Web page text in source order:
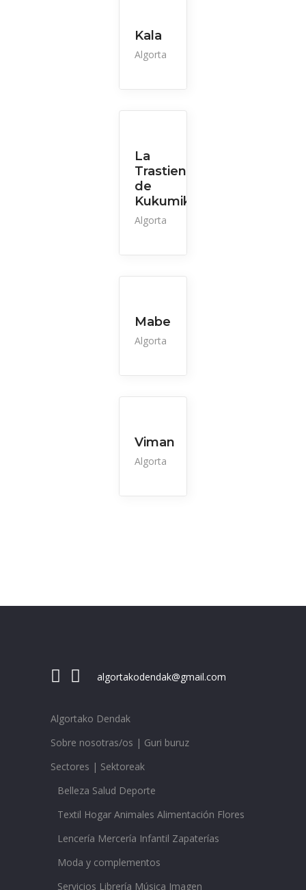
Kala
Algorta
La
Trastienda
de
Kukumiku
Algorta
Mabe
Algorta
Viman
Algorta
algortakodendak@gmail.com
Algortako Dendak
Sobre nosotras/os | Guri buruz
Sectores | Sektoreak
Belleza Salud Deporte
Textil Hogar Animales Alimentación Flores
Lencería Mercería Infantil Zapaterías
Moda y complementos
Servicios Librería Música Imagen